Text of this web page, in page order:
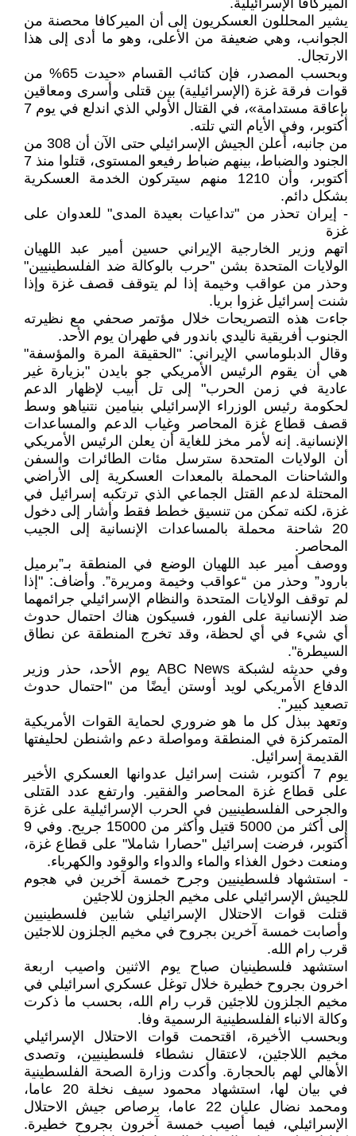
الميركافا الإسرائيلية.
يشير المحللون العسكريون إلى أن الميركافا محصنة من
الجوانب، وهي ضعيفة من الأعلى، وهو ما أدى إلى هذا
الارتجال.
وبحسب المصدر، فإن كتائب القسام «حيدت 65% من
قوات فرقة غزة (الإسرائيلية) بين قتلى وأسرى ومعاقين
بإعاقة مستدامة»، في القتال الأولي الذي اندلع في يوم 7
أكتوبر، وفي الأيام التي تلته.
من جانبه، أعلن الجيش الإسرائيلي حتى الآن أن 308 من
الجنود والضباط، بينهم ضباط رفيعو المستوى، قتلوا منذ 7
أكتوبر، وأن 1210 منهم سيتركون الخدمة العسكرية
بشكل دائم.
- إيران تحذر من "تداعيات بعيدة المدى" للعدوان على
غزة
اتهم وزير الخارجية الإيراني حسين أمير عبد اللهيان
الولايات المتحدة بشن "حرب بالوكالة ضد الفلسطينيين"
وحذر من عواقب وخيمة إذا لم يتوقف قصف غزة وإذا
شنت إسرائيل غزوا بريا.
جاءت هذه التصريحات خلال مؤتمر صحفي مع نظيرته
الجنوب أفريقية ناليدي باندور في طهران يوم الأحد.
وقال الدبلوماسي الإيراني: "الحقيقة المرة والمؤسفة"
هي أن يقوم الرئيس الأمريكي جو بايدن "بزيارة غير
عادية في زمن الحرب" إلى تل أبيب لإظهار الدعم
لحكومة رئيس الوزراء الإسرائيلي بنيامين نتنياهو وسط
قصف قطاع غزة المحاصر وغياب الدعم والمساعدات
الإنسانية. إنه لأمر مخز للغاية أن يعلن الرئيس الأمريكي
أن الولايات المتحدة سترسل مئات الطائرات والسفن
والشاحنات المحملة بالمعدات العسكرية إلى الأراضي
المحتلة لدعم القتل الجماعي الذي ترتكبه إسرائيل في
غزة، لكنه تمكن من تنسيق خطط فقط وأشار إلى دخول
20 شاحنة محملة بالمساعدات الإنسانية إلى الجيب
المحاصر.
ووصف أمير عبد اللهيان الوضع في المنطقة بـ”برميل
بارود” وحذر من “عواقب وخيمة ومريرة”. وأضاف: "إذا
لم توقف الولايات المتحدة والنظام الإسرائيلي جرائمهما
ضد الإنسانية على الفور، فسيكون هناك احتمال حدوث
أي شيء في أي لحظة، وقد تخرج المنطقة عن نطاق
السيطرة".
وفي حديثه لشبكة ABC News يوم الأحد، حذر وزير
الدفاع الأمريكي لويد أوستن أيضًا من "احتمال حدوث
تصعيد كبير".
وتعهد ببذل كل ما هو ضروري لحماية القوات الأمريكية
المتمركزة في المنطقة ومواصلة دعم واشنطن لحليفتها
القديمة إسرائيل.
يوم 7 أكتوبر، شنت إسرائيل عدوانها العسكري الأخير
على قطاع غزة المحاصر والفقير. وارتفع عدد القتلى
والجرحى الفلسطينيين في الحرب الإسرائيلية على غزة
إلى أكثر من 5000 قتيل وأكثر من 15000 جريح. وفي 9
أكتوبر، فرضت إسرائيل "حصارا شاملا" على قطاع غزة،
ومنعت دخول الغذاء والماء والدواء والوقود والكهرباء.
- استشهاد فلسطينيين وجرح خمسة آخرين في هجوم
للجيش الإسرائيلي على مخيم الجلزون للاجئين
قتلت قوات الاحتلال الإسرائيلي شابين فلسطينيين
وأصابت خمسة آخرين بجروح في مخيم الجلزون للاجئين
قرب رام الله.
استشهد فلسطينيان صباح يوم الاثنين واصيب اربعة
اخرون بجروح خطيرة خلال توغل عسكري اسرائيلي في
مخيم الجلزون للاجئين قرب رام الله، بحسب ما ذكرت
وكالة الانباء الفلسطينية الرسمية وفا.
وبحسب الأخيرة، اقتحمت قوات الاحتلال الإسرائيلي
مخيم اللاجئين، لاعتقال نشطاء فلسطينيين، وتصدى
الأهالي لهم بالحجارة. وأكدت وزارة الصحة الفلسطينية
في بيان لها، استشهاد محمود سيف نخلة 20 عاما،
ومحمد نضال عليان 22 عاما، برصاص جيش الاحتلال
الإسرائيلي، فيما أصيب خمسة آخرون بجروح خطيرة.